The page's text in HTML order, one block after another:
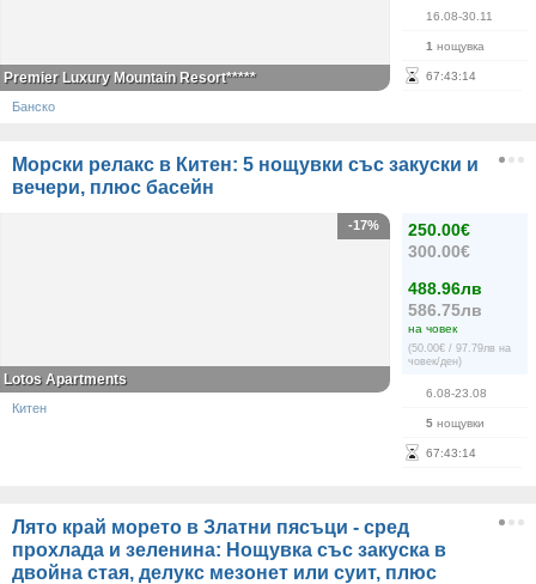
16.08-30.11
1 нощувка
67:43:14
Premier Luxury Mountain Resort*****
Банско
Морски релакс в Китен: 5 нощувки със закуски и
вечери, плюс басейн
250.00€
300.00€
488.96лв
586.75лв
на човек
(50.00€ / 97.79лв на
човек/ден)
6.08-23.08
5 нощувки
67:43:14
-17%
Lotos Apartments
Китен
Лято край морето в Златни пясъци - сред
прохлада и зеленина: Нощувка със закуска в
двойна стая, делукс мезонет или суит, плюс